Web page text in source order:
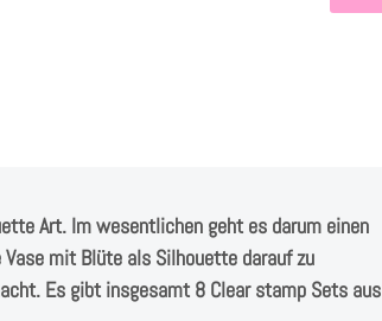
Art. Im wesentlichen geht es darum einen
mit Blüte als Silhouette darauf zu
Es gibt insgesamt 8 Clear stamp Sets aus